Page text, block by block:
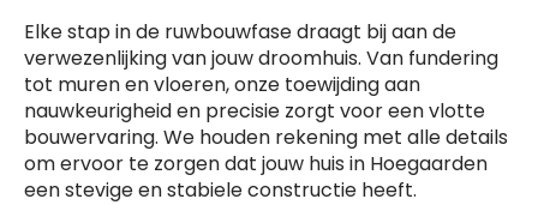
Elke stap in de ruwbouwfase draagt bij aan de
verwezenlijking van jouw droomhuis. Van fundering
tot muren en vloeren, onze toewijding aan
nauwkeurigheid en precisie zorgt voor een vlotte
bouwervaring. We houden rekening met alle details
om ervoor te zorgen dat jouw huis in Hoegaarden
een stevige en stabiele constructie heeft.